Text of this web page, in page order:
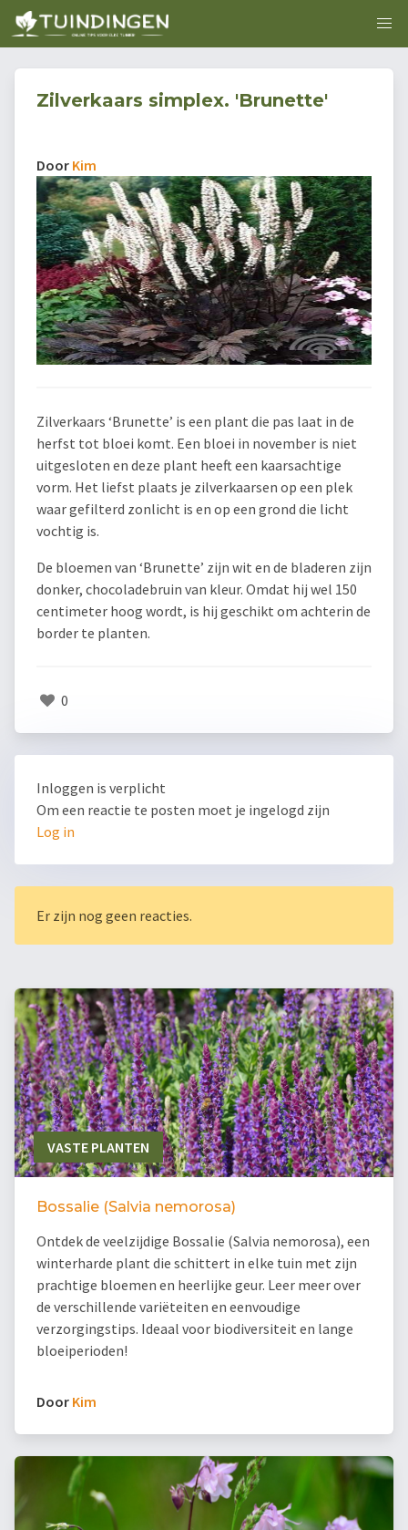
Zilverkaars simplex. 'Brunette'
Door Kim
Zilverkaars ‘Brunette’ is een plant die pas laat in de
herfst tot bloei komt. Een bloei in november is niet
uitgesloten en deze plant heeft een kaarsachtige
vorm. Het liefst plaats je zilverkaarsen op een plek
waar gefilterd zonlicht is en op een grond die licht
vochtig is.
De bloemen van ‘Brunette’ zijn wit en de bladeren zijn
donker, chocoladebruin van kleur. Omdat hij wel 150
centimeter hoog wordt, is hij geschikt om achterin de
border te planten.
0
Inloggen is verplicht
Om een reactie te posten moet je ingelogd zijn
Log in
Er zijn nog geen reacties.
VASTE PLANTEN
Bossalie (Salvia nemorosa)
Ontdek de veelzijdige Bossalie (Salvia nemorosa), een
winterharde plant die schittert in elke tuin met zijn
prachtige bloemen en heerlijke geur. Leer meer over
de verschillende variëteiten en eenvoudige
verzorgingstips. Ideaal voor biodiversiteit en lange
bloeiperioden!
Door Kim